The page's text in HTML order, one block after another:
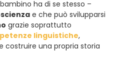
ha di se stesso –
e che può svilupparsi
grazie soprattutto
linguistiche,
costruire una propria storia